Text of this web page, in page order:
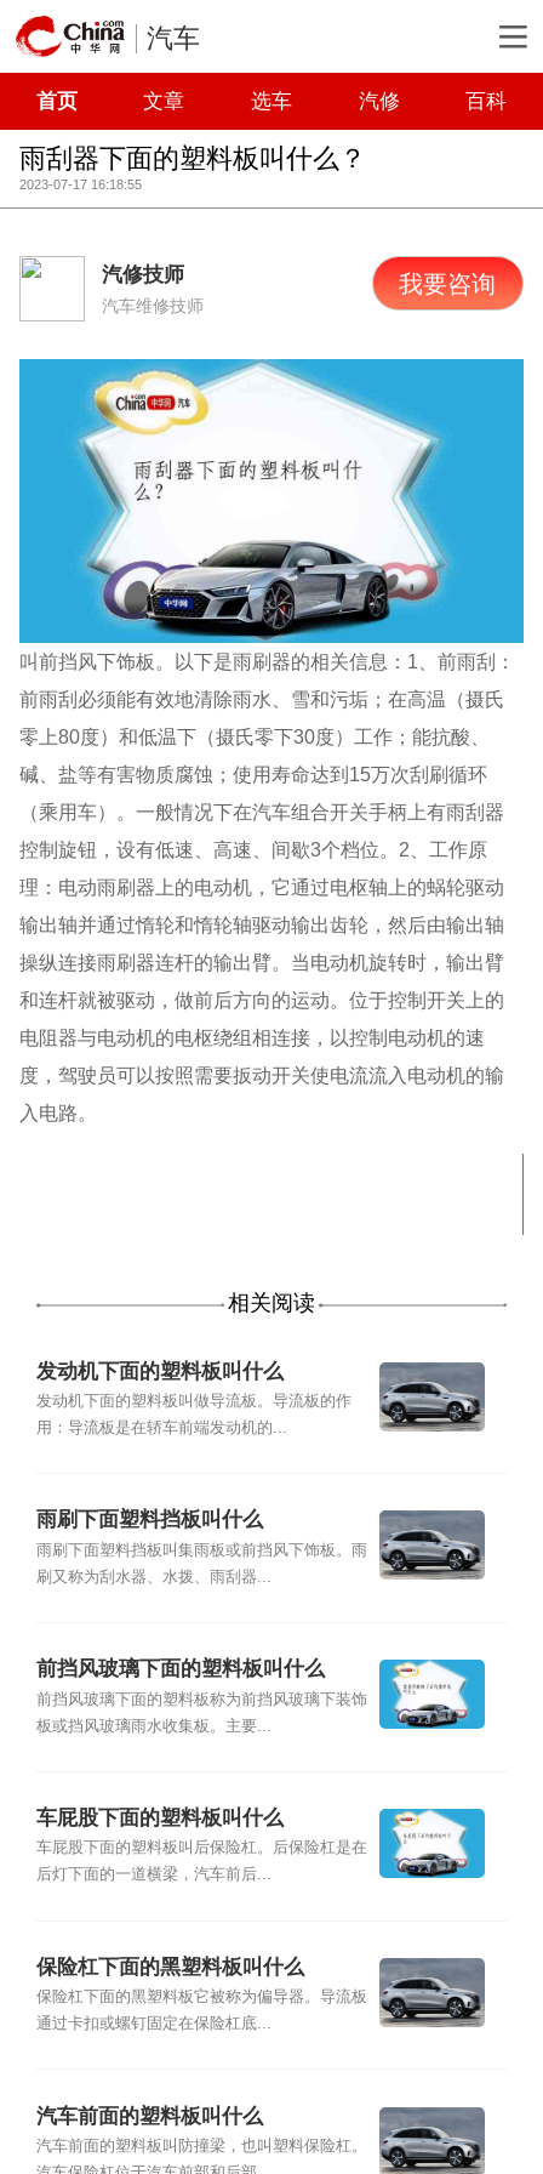
汽车
首页 文章 选车 汽修 百科
雨刮器下面的塑料板叫什么？
2023-07-17 16:18:55
汽修技师
汽车维修技师
我要咨询
叫前挡风下饰板。以下是雨刷器的相关信息：1、前雨刮：
前雨刮必须能有效地清除雨水、雪和污垢；在高温（摄氏
零上80度）和低温下（摄氏零下30度）工作；能抗酸、
碱、盐等有害物质腐蚀；使用寿命达到15万次刮刷循环
（乘用车）。一般情况下在汽车组合开关手柄上有雨刮器
控制旋钮，设有低速、高速、间歇3个档位。2、工作原
理：电动雨刷器上的电动机，它通过电枢轴上的蜗轮驱动
输出轴并通过惰轮和惰轮轴驱动输出齿轮，然后由输出轴
操纵连接雨刷器连杆的输出臂。当电动机旋转时，输出臂
和连杆就被驱动，做前后方向的运动。位于控制开关上的
电阻器与电动机的电枢绕组相连接，以控制电动机的速
度，驾驶员可以按照需要扳动开关使电流流入电动机的输
入电路。
相关阅读
发动机下面的塑料板叫什么
发动机下面的塑料板叫做导流板。导流板的作
用：导流板是在轿车前端发动机的...
雨刷下面塑料挡板叫什么
雨刷下面塑料挡板叫集雨板或前挡风下饰板。雨
刷又称为刮水器、水拨、雨刮器...
前挡风玻璃下面的塑料板叫什么
前挡风玻璃下面的塑料板称为前挡风玻璃下装饰
板或挡风玻璃雨水收集板。主要...
车屁股下面的塑料板叫什么
车屁股下面的塑料板叫后保险杠。后保险杠是在
后灯下面的一道横梁，汽车前后...
保险杠下面的黑塑料板叫什么
保险杠下面的黑塑料板它被称为偏导器。导流板
通过卡扣或螺钉固定在保险杠底...
汽车前面的塑料板叫什么
汽车前面的塑料板叫防撞梁，也叫塑料保险杠。